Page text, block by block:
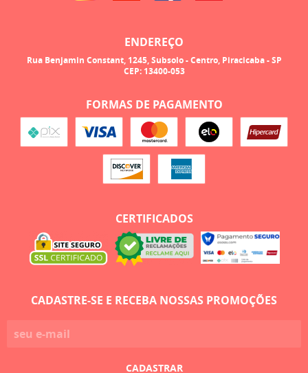
ENDEREÇO
Rua Benjamin Constant, 1245, Subsolo-Centro, Piracicaba-SP
CEP: 13400-053
FORMAS DE PAGAMENTO
CERTIFICADOS
CADASTRE-SE E RECEBA NOSSAS PROMOÇÕES
CADASTRAR